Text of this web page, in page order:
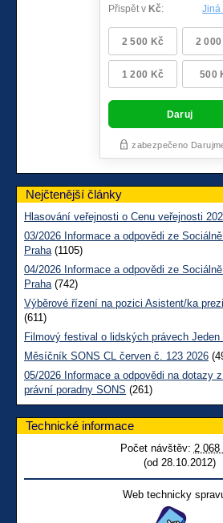
Nejčtenější články
Hlasování veřejnosti o Cenu veřejnosti
03/2026 Informace a odpovědi ze
Praha(1105)
04/2026 Informace a odpovědi ze
Praha(742)
Výběrové řízení na pozici Asistent/ka
(611)
Filmový festival o lidských právech Jeden
Měsíčník SONS CL červen č. 123 2026
05/2026 Informace a odpovědi na dotazy
právní poradny SONS (261)
Technické informace
Počet návštěv: 2 068
(od 28.10.2012)
Web technicky